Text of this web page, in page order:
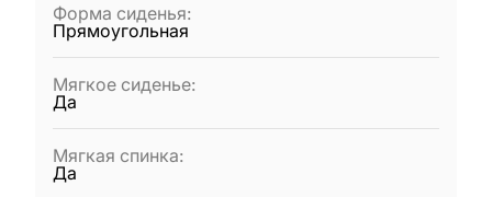
Форма сиденья:
Прямоугольная
Мягкое сиденье:
Да
Мягкая спинка:
Да